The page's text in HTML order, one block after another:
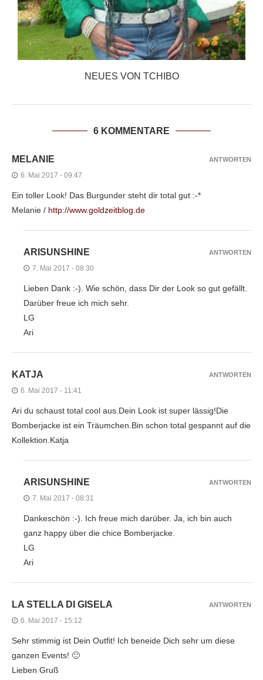
NEUES VON TCHIBO
6 KOMMENTARE
MELANIE
6. Mai 2017 - 09:47
Ein toller Look! Das Burgunder steht dir total gut :-*
Melanie / http://www.goldzeitblog.de
ANTWORTEN
ARISUNSHINE
7. Mai 2017 - 08:30
Lieben Dank :-). Wie schön, dass Dir der Look so gut gefällt.
Darüber freue ich mich sehr.
LG
Ari
ANTWORTEN
KATJA
6. Mai 2017 - 11:41
Ari du schaust total cool aus.Dein Look ist super lässig!Die
Bomberjacke ist ein Träumchen.Bin schon total gespannt auf die
Kollektion.Katja
ANTWORTEN
ARISUNSHINE
7. Mai 2017 - 08:31
Dankeschön :-). Ich freue mich darüber. Ja, ich bin auch
ganz happy über die chice Bomberjacke.
LG
Ari
ANTWORTEN
LA STELLA DI GISELA
6. Mai 2017 - 15:12
Sehr stimmig ist Dein Outfit! Ich beneide Dich sehr um diese
ganzen Events! 🙂
Lieben Gruß
ANTWORTEN